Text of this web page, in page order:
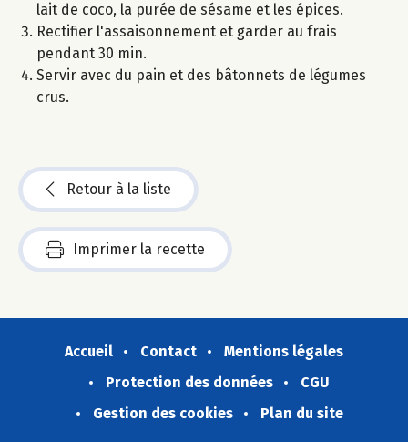
lait de coco, la purée de sésame et les épices.
Rectifier l'assaisonnement et garder au frais
pendant 30 min.
Servir avec du pain et des bâtonnets de légumes
crus.
Retour à la liste
Imprimer la recette
Accueil Contact
Mentions légales
Protection des données
CGU
Gestion des cookies
Plan du site